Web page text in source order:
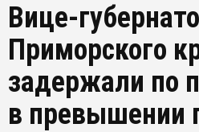
Вице-
Приморского
задержали по
в превышении